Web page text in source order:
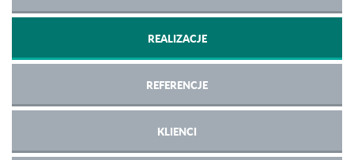
REALIZACJE
REFERENCJE
KLIENCI